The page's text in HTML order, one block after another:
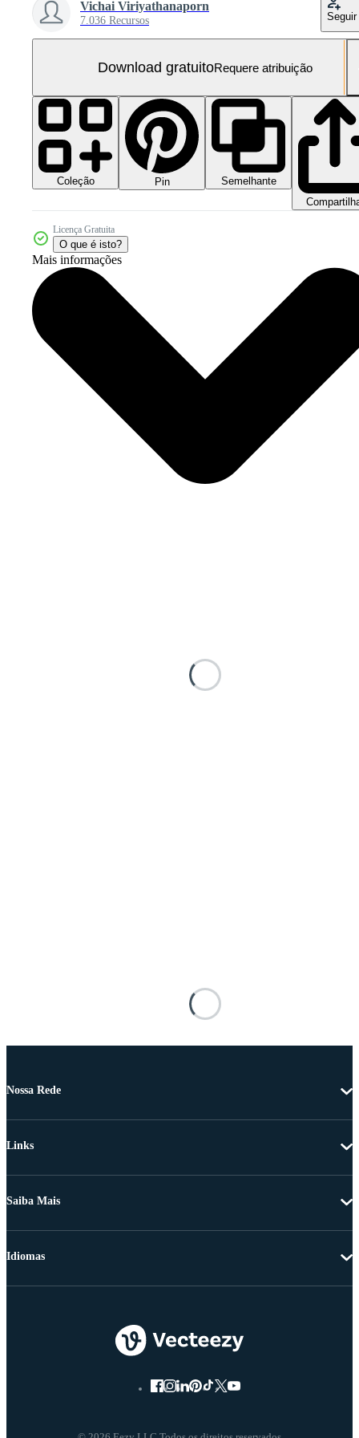
Vichai Viriyathanaporn
7.036 Recursos Seguir
Download gratuitoRequere atribuição
Coleção Pin
Semelhante
Licença Gratuita
O que é isto?
Mais informações
Nossa Rede
Links
Saiba Mais
Idiomas